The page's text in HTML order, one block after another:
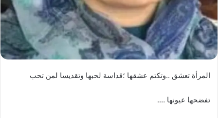
المرأة تعشق ..وتكتم عشقها ؛قداسة لحبها وتقديسا لمن تحب
تفضحها عيونها ….